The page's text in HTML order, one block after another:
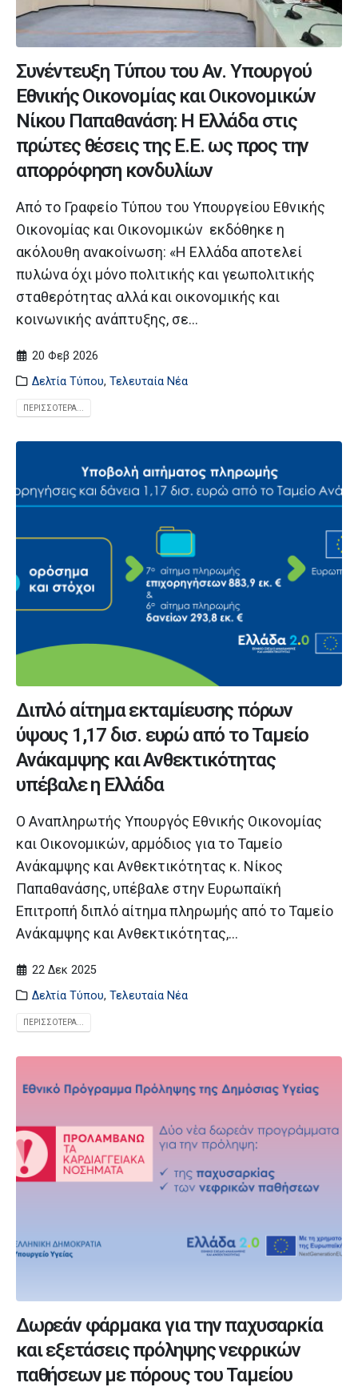
Συνέντευξη Τύπου του Αν. Υπουργού
Εθνικής Οικονομίας και Οικονομικών
Νίκου Παπαθανάση: Η Ελλάδα στις
πρώτες θέσεις της Ε.Ε. ως προς την
απορρόφηση κονδυλίων
Από το Γραφείο Τύπου του Υπουργείου Εθνικής
Οικονομίας και Οικονομικών εκδόθηκε η
ακόλουθη ανακοίνωση: «Η Ελλάδα αποτελεί
πυλώνα όχι μόνο πολιτικής και γεωπολιτικής
σταθερότητας αλλά και οικονομικής και
κοινωνικής ανάπτυξης, σε...
20 Φεβ 2026
Δελτία Τύπου,Τελευταία Νέα
ΠΕΡΙΣΣΌΤΕΡΑ...
Διπλό αίτημα εκταμίευσης πόρων
ύψους 1,17 δισ. ευρώ από το Ταμείο
Ανάκαμψης και Ανθεκτικότητας
υπέβαλε η Ελλάδα
Ο Αναπληρωτής Υπουργός Εθνικής Οικονομίας
και Οικονομικών, αρμόδιος για το Ταμείο
Ανάκαμψης και Ανθεκτικότητας κ. Νίκος
Παπαθανάσης, υπέβαλε στην Ευρωπαϊκή
Επιτροπή διπλό αίτημα πληρωμής από το Ταμείο
Ανάκαμψης και Ανθεκτικότητας,...
22 Δεκ 2025
Δελτία Τύπου,Τελευταία Νέα
ΠΕΡΙΣΣΌΤΕΡΑ...
Δωρεάν φάρμακα για την παχυσαρκία
και εξετάσεις πρόληψης νεφρικών
παθήσεων με πόρους του Ταμείου